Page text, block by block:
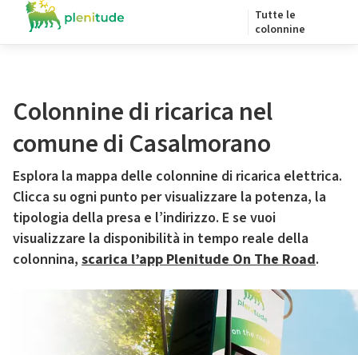
Tutte le
colonnine
Colonnine di ricarica nel
comune di Casalmorano
Esplora la mappa delle colonnine di ricarica elettrica.
Clicca su ogni punto per visualizzare la potenza, la
tipologia della presa e l’indirizzo. E se vuoi
visualizzare la disponibilità in tempo reale della
colonnina, scarica l’app Plenitude On The Road.